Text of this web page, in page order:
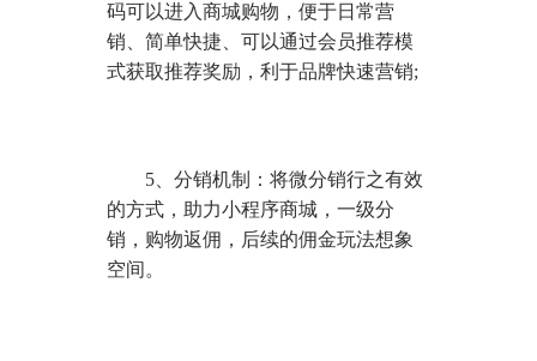
码可以进入商城购物，便于日常营
销、简单快捷、可以通过会员推荐模
式获取推荐奖励，利于品牌快速营销;
5、分销机制：将微分销行之有效
的方式，助力小程序商城，一级分
销，购物返佣，后续的佣金玩法想象
空间。